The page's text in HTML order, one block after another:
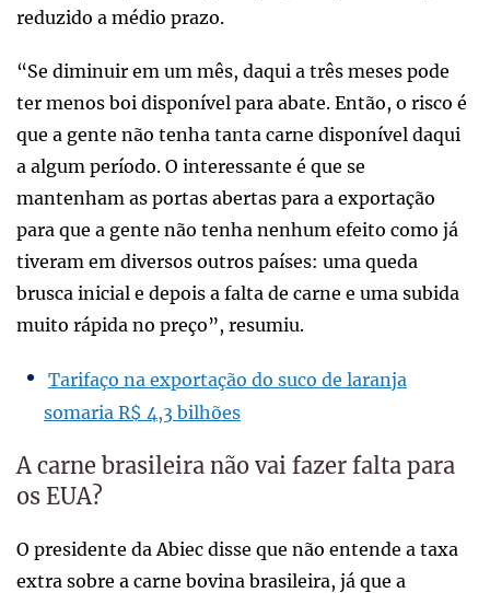
reduzido a médio prazo.
“Se diminuir em um mês, daqui a três meses pode
ter menos boi disponível para abate. Então, o risco é
que a gente não tenha tanta carne disponível daqui
a algum período. O interessante é que se
mantenham as portas abertas para a exportação
para que a gente não tenha nenhum efeito como já
tiveram em diversos outros países: uma queda
brusca inicial e depois a falta de carne e uma subida
muito rápida no preço”, resumiu.
Tarifaço na exportação do suco de laranja
somaria R$ 4,3 bilhões
A carne brasileira não vai fazer falta para
os EUA?
O presidente da Abiec disse que não entende a taxa
extra sobre a carne bovina brasileira, já que a